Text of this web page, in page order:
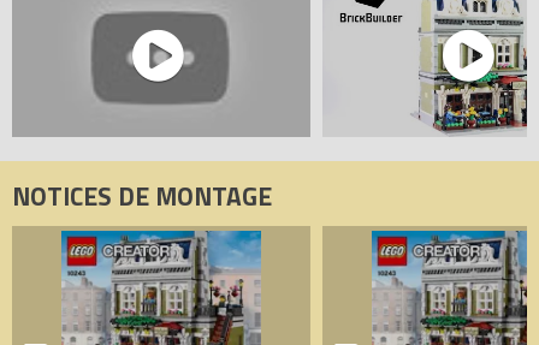
comparateur de prix 100% LEGO.
Codes EAN du LEGO Creator 10243 : 5702015122672,
0673419210294.
NOTICES DE MONTAGE